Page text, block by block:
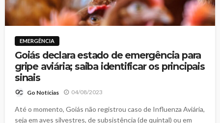
EMERGÊNCIA
Goiás declara estado de emergência para
gripe aviária; saiba identificar os principais
sinais
Go Notícias 04/08/2023
Até o momento, Goiás não registrou caso de Influenza Aviária,
seja em aves silvestres, de subsistência (de quintal) ou em